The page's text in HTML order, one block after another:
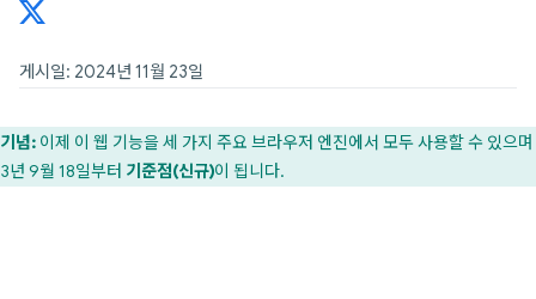
게시일: 2024년 11월 23일
기념: 이제 이 웹 기능을 세 가지 주요 브라우저 엔진에서 모두 사용할 수 있으며
년 9월 18일부터 기준점(신규)이 됩니다.